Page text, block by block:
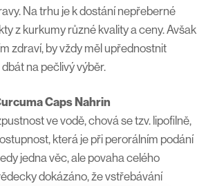
Na trhu je k dostání nepřeberné
z kurkumy různé kvality a ceny. Avšak
zdraví, by vždy měl upřednostnit
na pečlivý výběr.
Caps Nahrin
ve vodě, chová se tzv. lipofilně,
která je při perorálním podání
jedna věc, ale povaha celého
dokázáno, že vstřebávání